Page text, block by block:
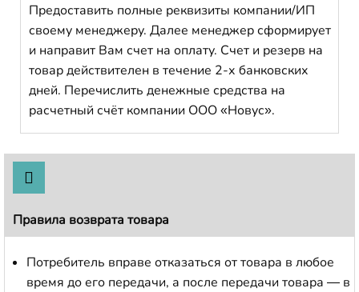
Предоставить полные реквизиты компании/ИП
своему менеджеру. Далее менеджер сформирует
и направит Вам счет на оплату. Счет и резерв на
товар действителен в течение 2-х банковских
дней. Перечислить денежные средства на
расчетный счёт компании ООО «Новус».
Правила возврата товара
Потребитель вправе отказаться от товара в любое
время до его передачи, а после передачи товара — в